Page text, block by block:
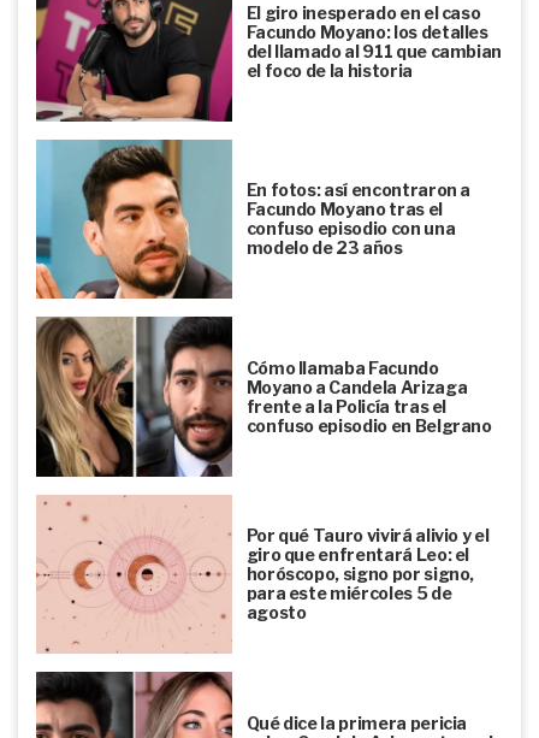
El giro inesperado en el caso
Facundo Moyano: los detalles
del llamado al 911 que cambian
el foco de la historia
En fotos: así encontraron a
Facundo Moyano tras el
confuso episodio con una
modelo de 23 años
Cómo llamaba Facundo
Moyano a Candela Arizaga
frente a la Policía tras el
confuso episodio en Belgrano
Por qué Tauro vivirá alivio y el
giro que enfrentará Leo: el
horóscopo, signo por signo,
para este miércoles 5 de
agosto
Qué dice la primera pericia